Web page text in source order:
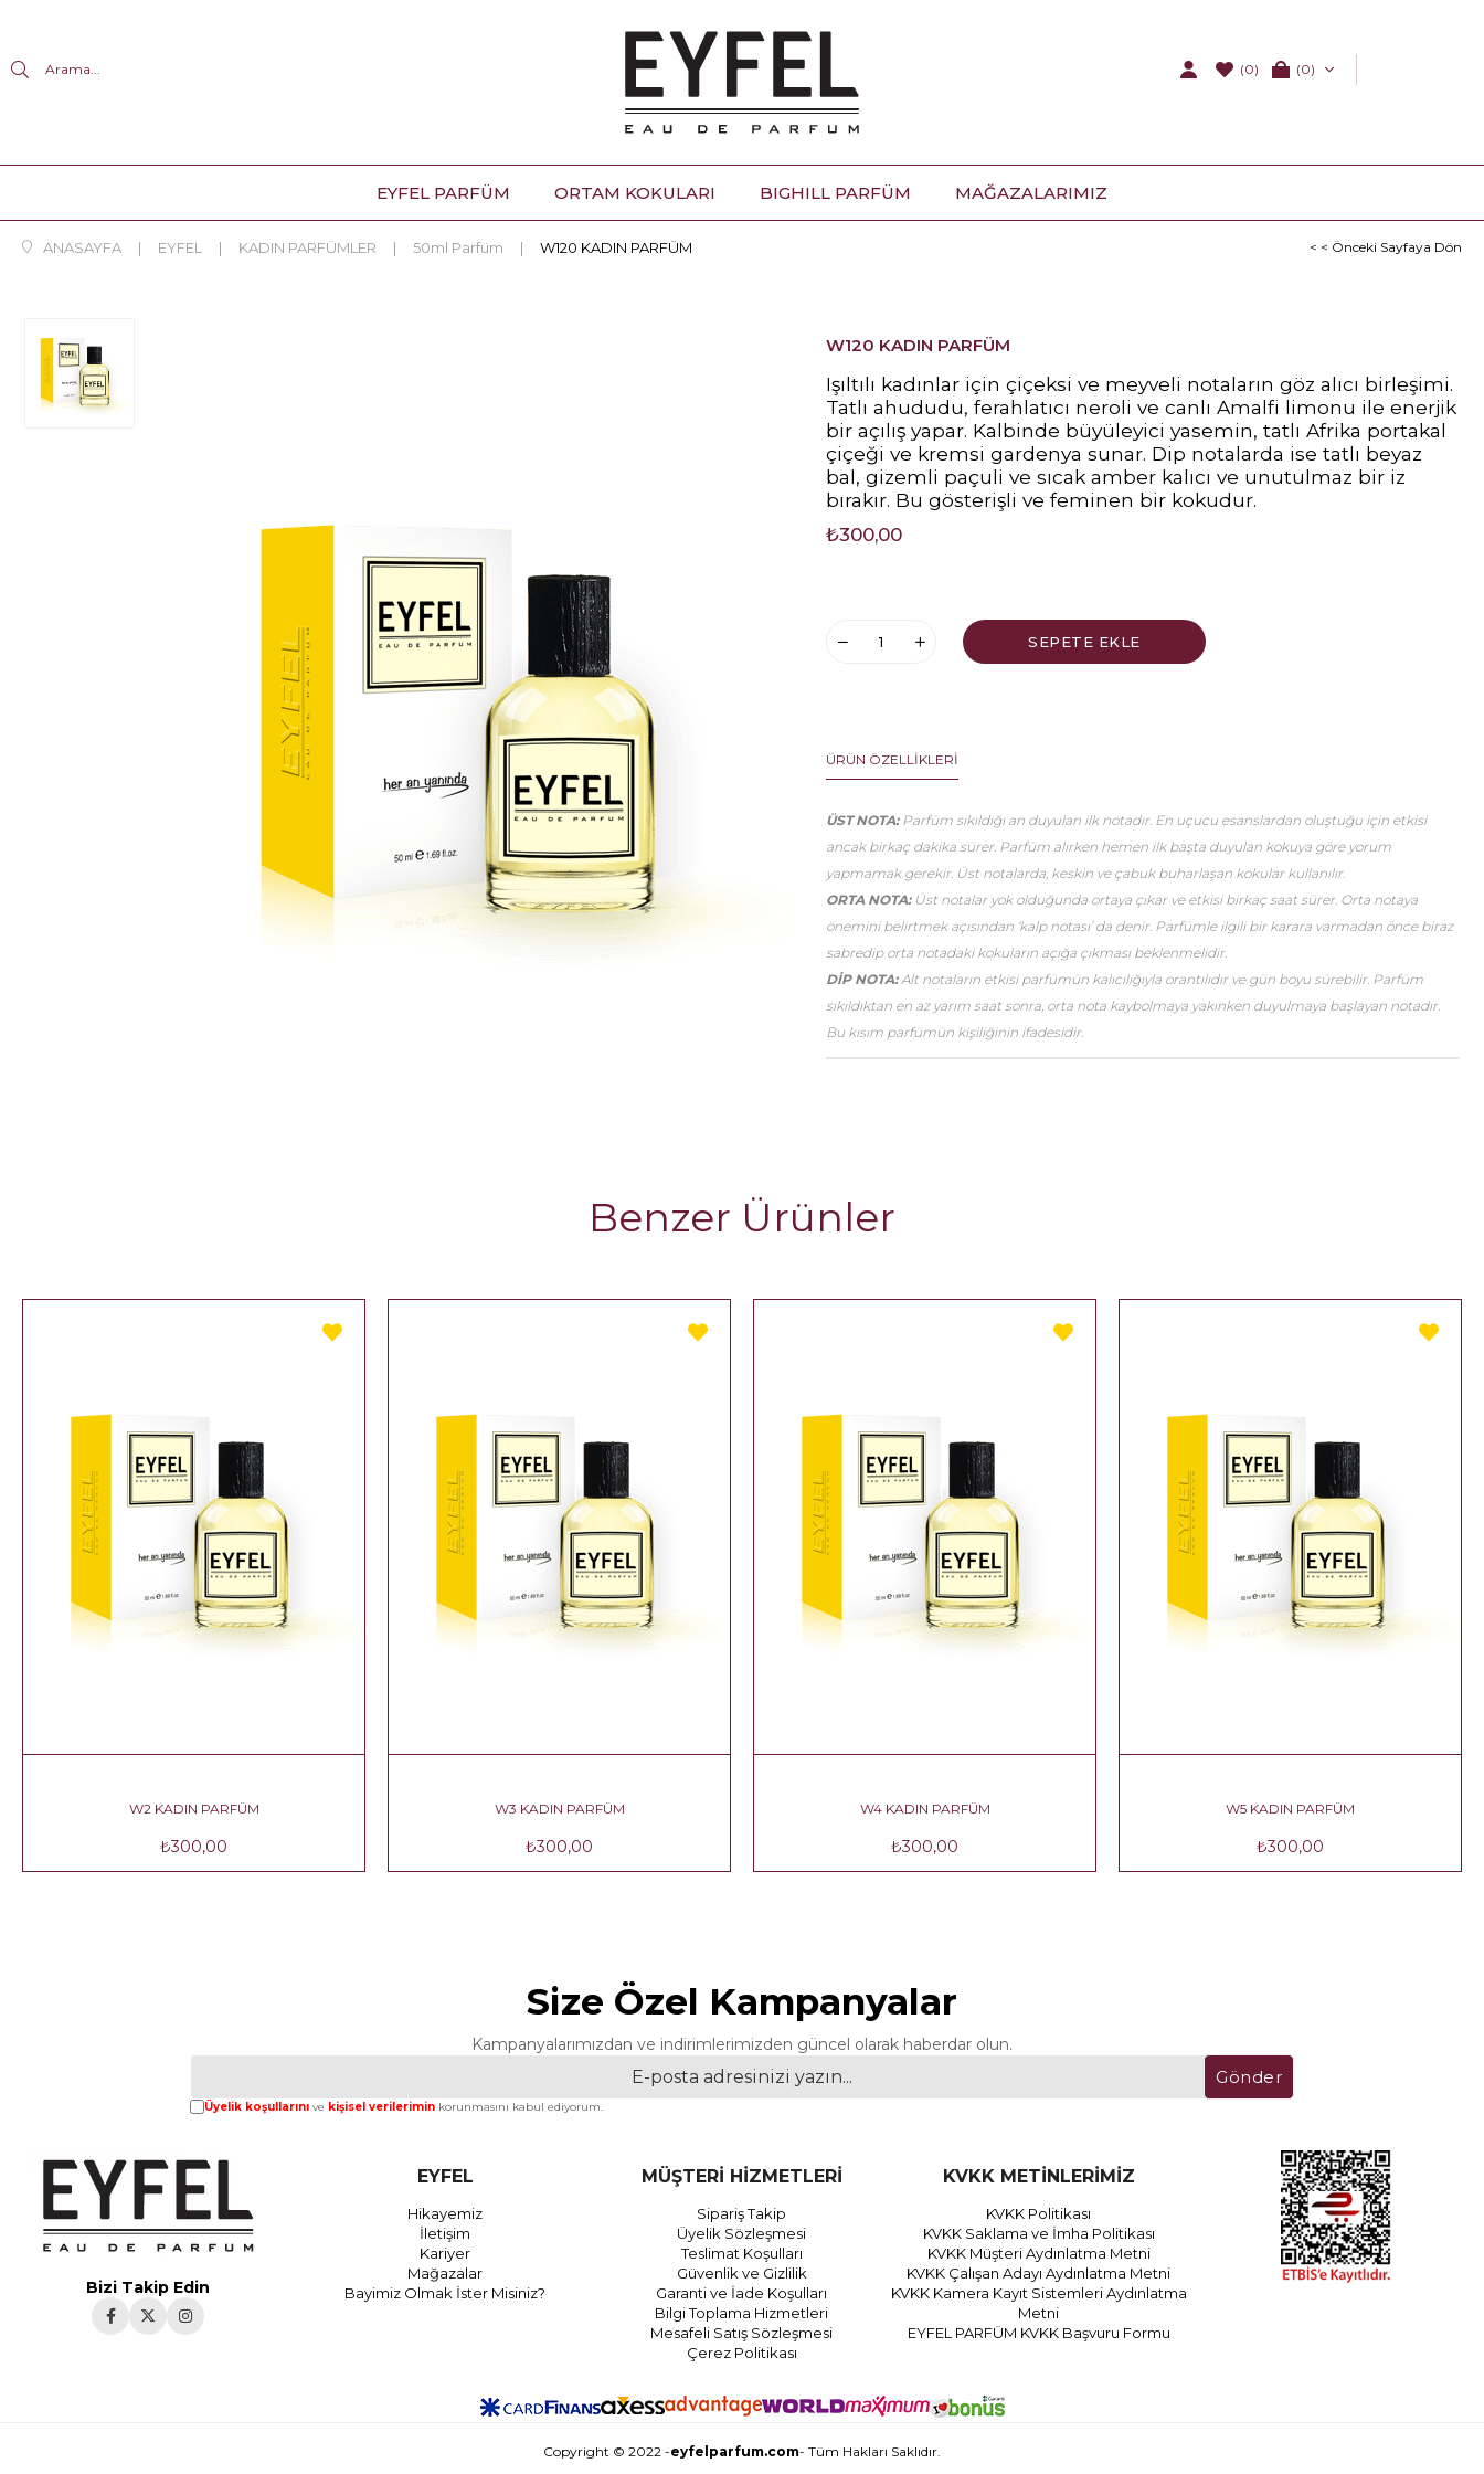
Arama... (0) 0
EYFEL PARFÜM ORTAM KOKULARI BIGHILL PARFÜM MAĞAZALARIMIZ
ANASAYFA EYFEL KADIN PARFÜMLER 50ml Parfüm W120 KADIN PARFÜM < < Önceki Sayfaya Dön
W120 KADIN PARFÜM
Işıltılı kadınlar için çiçeksi ve meyveli notaların göz alıcı birleşimi.
Tatlı ahududu, ferahlatıcı neroli ve canlı Amalfi limonu ile enerjik
bir açılış yapar. Kalbinde büyüleyici yasemin, tatlı Afrika portakal
çiçeği ve kremsi gardenya sunar. Dip notalarda ise tatlı beyaz
bal, gizemli paçuli ve sıcak amber kalıcı ve unutulmaz bir iz
bırakır. Bu gösterişli ve feminen bir kokudur.
₺300,00
ÜRÜN ÖZELLIKLERI
ÜST NOTA:Parfüm sıkıldığı an duyulan ilk notadır. En uçucu esanslardan oluştuğu için etkisi
ancak birkaç dakika sürer. Parfüm alırken hemen ilk başta duyulan kokuya göre yorum
yapmamak gerekir. Üst notalarda, keskin ve çabuk buharlaşan kokular kullanılır.
ORTA NOTA: Üst notalar yok olduğunda ortaya çıkar ve etkisi birkaç saat sürer. Orta notaya
önemini belirtmek açısından ‘kalp notası’ da denir. Parfümle ilgili bir karara varmadan önce biraz
sabredip orta notadaki kokuların açığa çıkması beklenmelidir.
DİP NOTA:Alt notaların etkisi parfümün kalıcılığıyla orantılıdır ve gün boyu sürebilir. Parfüm
sıkıldıktan en az yarım saat sonra, orta nota kaybolmaya yakınken duyulmaya başlayan notadır.
Bu kısım parfümün kişiliğinin ifadesidir.
Benzer Ürünler
Size Özel Kampanyalar
Kampanyalarımızdan ve indirimlerimizden güncel olarak haberdar olun.
Gönder
Üyelik koşullarını ve kişisel verilerimin korunmasını kabul ediyorum.
Bizi Takip Edin
EYFEL
Hikayemiz
İletişim
Kariyer
Mağazalar
Bayimiz Olmak İster Misiniz?
MÜŞTERİ HİZMETLERİ
Sipariş Takip
Üyelik Sözleşmesi
Teslimat Koşulları
Güvenlik ve Gizlilik
Garanti ve İade Koşulları
Bilgi Toplama Hizmetleri
Mesafeli Satış Sözleşmesi
Çerez Politikası
KVKK METİNLERİMİZ
KVKK Politikası
KVKK Saklama ve İmha Politikası
KVKK Müşteri Aydınlatma Metni
KVKK Çalışan Adayı Aydınlatma Metni
KVKK Kamera Kayıt Sistemleri Aydınlatma
Metni
EYFEL PARFÜM KVKK Başvuru Formu
Copyright © 2022 -eyfelparfum.com- Tüm Hakları Saklıdır.